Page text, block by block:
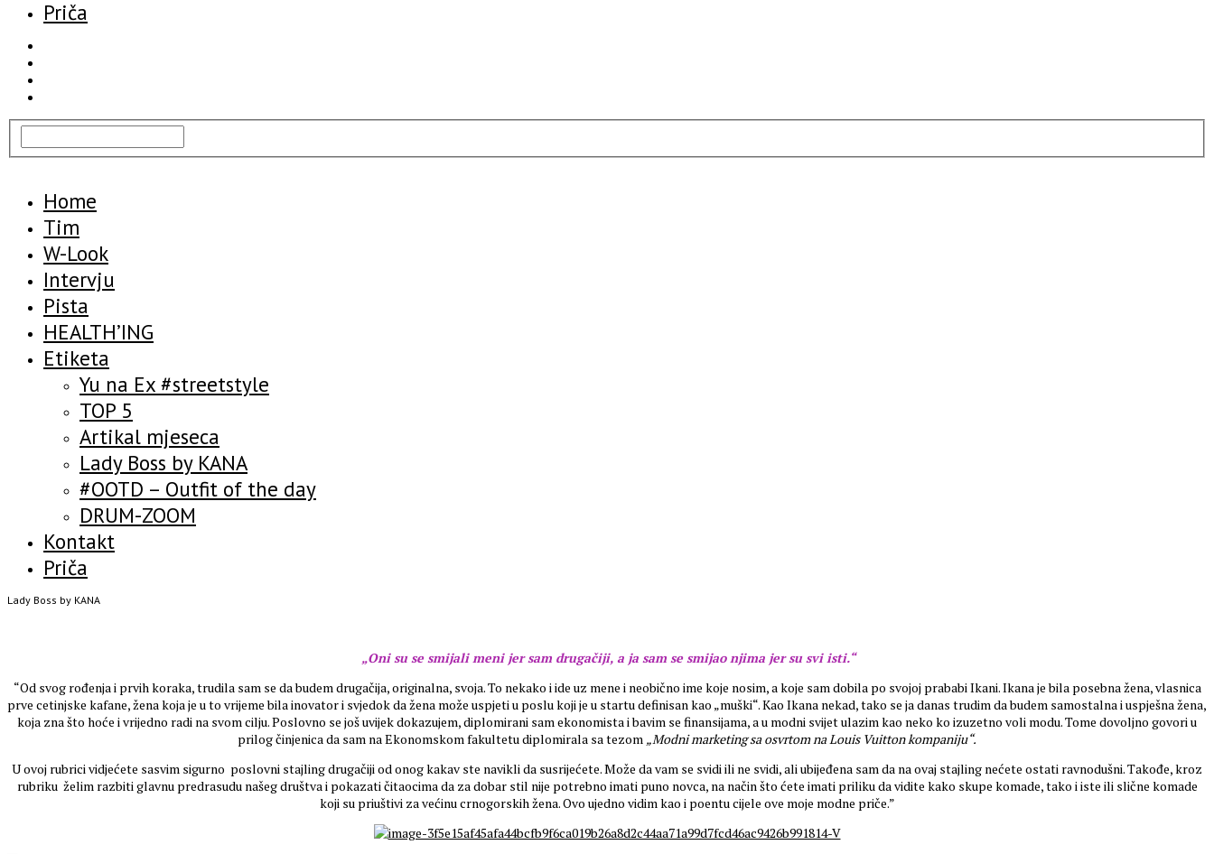
Priča
Home
Tim
W-Look
Intervju
Pista
HEALTH’ING
Etiketa
Yu na Ex #streetstyle
TOP 5
Artikal mjeseca
Lady Boss by KANA
#OOTD – Outfit of the day
DRUM-ZOOM
Kontakt
Priča
Lady Boss by KANA
„Oni su se smijali meni jer sam drugačiji, a ja sam se smijao njima jer su svi isti.“
“Od svog rođenja i prvih koraka, trudila sam se da budem drugačija, originalna, svoja. To nekako i ide uz mene i neobično ime koje nosim, a koje sam dobila po svojoj prababi Ikani. Ikana je bila posebna žena, vlasnica
prve cetinjske kafane, žena koja je u to vrijeme bila inovator i svjedok da žena može uspjeti u poslu koji je u startu definisan kao „muški“. Kao Ikana nekad, tako se ja danas trudim da budem samostalna i uspješna žena,
koja zna što hoće i vrijedno radi na svom cilju. Poslovno se još uvijek dokazujem, diplomirani sam ekonomista i bavim se finansijama, a u modni svijet ulazim kao neko ko izuzetno voli modu. Tome dovoljno govori u
prilog činjenica da sam na Ekonomskom fakultetu diplomirala sa tezom „Modni marketing sa osvrtom na Louis Vuitton kompaniju“.
U ovoj rubrici vidjećete sasvim sigurno poslovni stajling drugačiji od onog kakav ste navikli da susrijećete. Može da vam se svidi ili ne svidi, ali ubijeđena sam da na ovaj stajling nećete ostati ravnodušni. Takođe, kroz
rubriku želim razbiti glavnu predrasudu našeg društva i pokazati čitaocima da za dobar stil nije potrebno imati puno novca, na način što ćete imati priliku da vidite kako skupe komade, tako i iste ili slične komade
koji su priuštivi za većinu crnogorskih žena. Ovo ujedno vidim kao i poentu cijele ove moje modne priče.”